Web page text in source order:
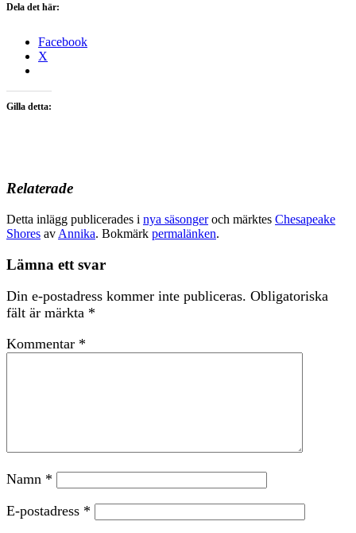
Dela det här:
Facebook
X
Gilla detta:
Relaterade
Detta inlägg publicerades i nya säsongeroch märktes Chesapeake
Shores av Annika. Bokmärk permalänken.
Lämna ett svar
Din e-postadress kommer inte publiceras. Obligatoriska
fält är märkta *
Kommentar *
Namn *
E-postadress *